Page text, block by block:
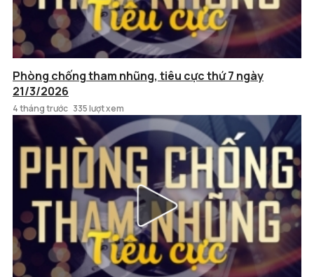
Phòng chống tham nhũng, tiêu cực thứ 7 ngày
21/3/2026
4 tháng trước 335 lượt xem